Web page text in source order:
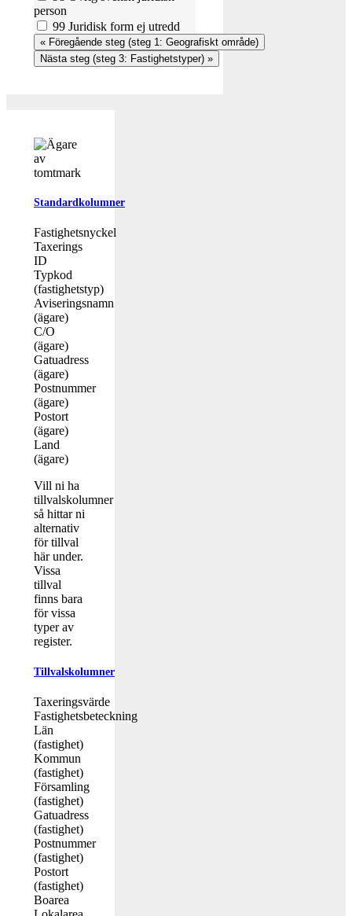
person
99 Juridisk form ej utredd
Standardkolumner
Fastighetsnyckel
Taxerings
ID
Typkod
(fastighetstyp)
Aviseringsnamn
(ägare)
C/O
(ägare)
Gatuadress
(ägare)
Postnummer
(ägare)
Postort
(ägare)
Land
(ägare)
Vill ni ha
tillvalskolumner
så hittar ni
alternativ
för tillval
här under.
Vissa
tillval
finns bara
för vissa
typer av
register.
Tillvalskolumner
Taxeringsvärde
Fastighetsbeteckning
Län
(fastighet)
Kommun
(fastighet)
Församling
(fastighet)
Gatuadress
(fastighet)
Postnummer
(fastighet)
Postort
(fastighet)
Boarea